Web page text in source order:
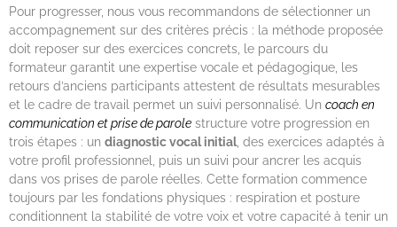
Pour progresser, nous vous recommandons de sélectionner un
accompagnement sur des critères précis : la méthode proposée
doit reposer sur des exercices concrets, le parcours du
formateur garantit une expertise vocale et pédagogique, les
retours d’anciens participants attestent de résultats mesurables
et le cadre de travail permet un suivi personnalisé. Un coach en
communication et prise de parole structure votre progression en
trois étapes : un diagnostic vocal initial, des exercices adaptés à
votre profil professionnel, puis un suivi pour ancrer les acquis
dans vos prises de parole réelles. Cette formation commence
toujours par les fondations physiques : respiration et posture
conditionnent la stabilité de votre voix et votre capacité à tenir un